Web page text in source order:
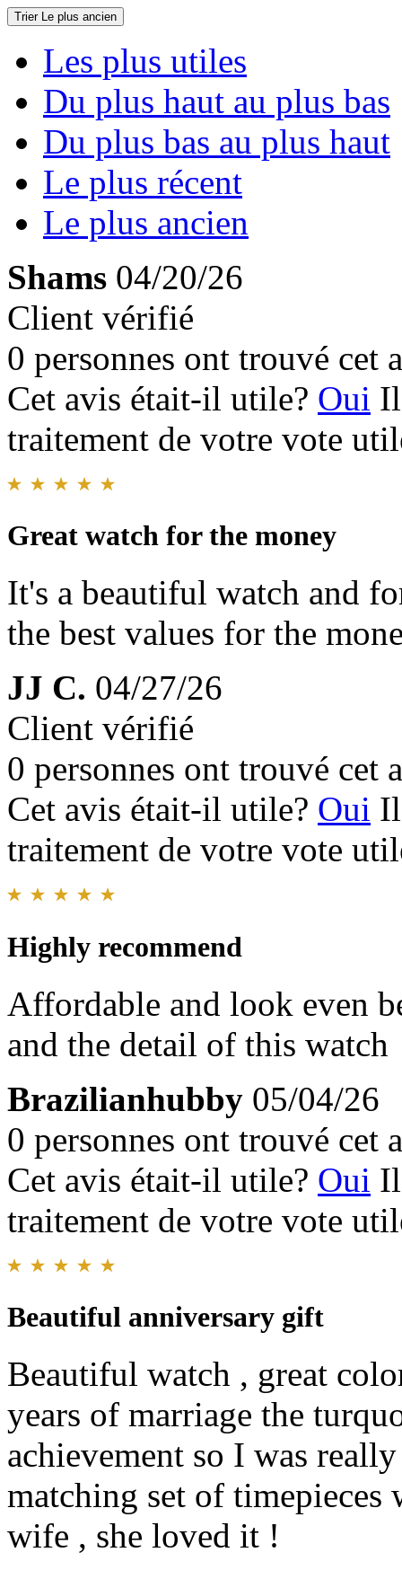
Trier Le plus ancien
Les plus utiles
Du plus haut au plus bas
Du plus bas au plus haut
Le plus récent
Le plus ancien
Shams 04/20/26
Client vérifié
0 personnes ont trouvé cet
Cet avis était-il utile? Oui
traitement de votre vote
Great watch for the money
It's a beautiful watch and
the best values for the
JJ C. 04/27/26
Client vérifié
0 personnes ont trouvé cet
Cet avis était-il utile? Oui
traitement de votre vote
Highly recommend
Affordable and look even
and the detail of this watch
Brazilianhubby 05/04/26
0 personnes ont trouvé cet
Cet avis était-il utile? Oui
traitement de votre vote
Beautiful anniversary gift
Beautiful watch , great
years of marriage the
achievement so I was
matching set of
wife , she loved it !